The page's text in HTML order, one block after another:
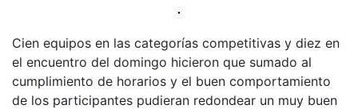
Cien equipos en las categorías competitivas y diez en
el encuentro del domingo hicieron que sumado al
cumplimiento de horarios y el buen comportamiento
de los participantes pudieran redondear un muy buen